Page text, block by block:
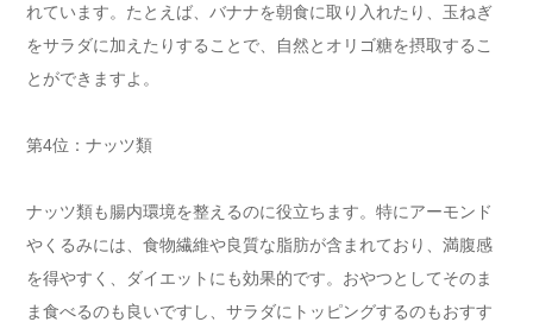
れています。たとえば、バナナを朝食に取り入れたり、玉ねぎ
をサラダに加えたりすることで、自然とオリゴ糖を摂取するこ
とができますよ。
第4位：ナッツ類
ナッツ類も腸内環境を整えるのに役立ちます。特にアーモンド
やくるみには、食物繊維や良質な脂肪が含まれており、満腹感
を得やすく、ダイエットにも効果的です。おやつとしてそのま
ま食べるのも良いですし、サラダにトッピングするのもおすす